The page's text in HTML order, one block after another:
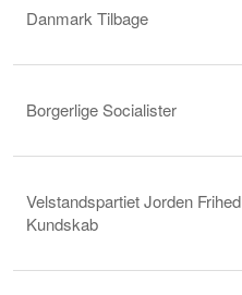
Danmark Tilbage
Borgerlige Socialister
Velstandspartiet Jorden Frihed
Kundskab